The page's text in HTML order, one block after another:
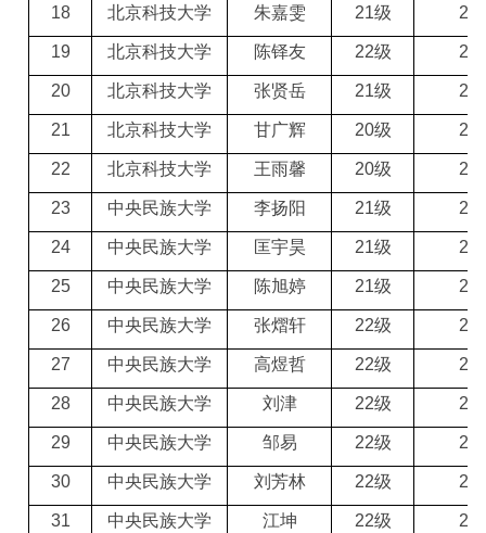
18 北京科技大学 朱嘉雯 21级 2
19 北京科技大学 陈铎友 22级 2
20 北京科技大学 张贤岳 21级 2
21 北京科技大学 甘广辉 20级 2
22 北京科技大学 王雨馨 20级 2
23 中央民族大学 李扬阳 21级 2
24 中央民族大学 匡宇昊 21级 2
25 中央民族大学 陈旭婷 21级 2
26 中央民族大学 张熠轩 22级 2
27 中央民族大学 高煜哲 22级 2
28 中央民族大学 刘津 22级 2
29 中央民族大学 邹易 22级 2
30 中央民族大学 刘芳林 22级 2
31 中央民族大学 江坤 22级 2